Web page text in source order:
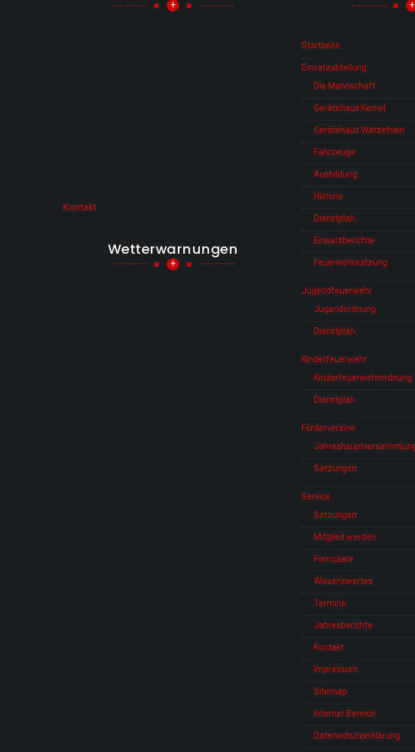
+
Kontakt
Wetterwarnungen
+
+
Startseite
Einsatzabteilung
Die Mannschaft
Gerätehaus Kemel
Gerätehaus Watzelhain
Fahrzeuge
Ausbildung
Historie
Dienstplan
Einsatzberichte
Feuerwehrsatzung
Jugendfeuerwehr
Jugendordnung
Dienstplan
Kinderfeuerwehr
Kinderfeuerwehrordnung
Dienstplan
Fördervereine
Satzungen
Service
Satzungen
Mitglied werden
Formulare
Wissenswertes
Termine
Jahresberichte
Kontakt
Impressum
Sitemap
Interner Bereich
Datenschutzerklärung